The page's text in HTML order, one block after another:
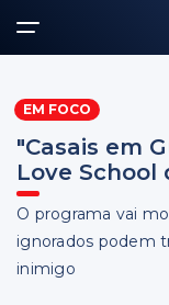
EM FOCO
"Casais em
Love School
O programa vai
ignorados podem
inimigo